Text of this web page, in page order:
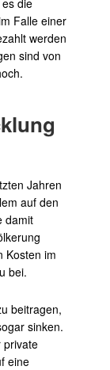
die
Falle einer
werden
sind von
Jahren
auf den
damit
Kosten im
bei.
beitragen,
sinken.
private
eine